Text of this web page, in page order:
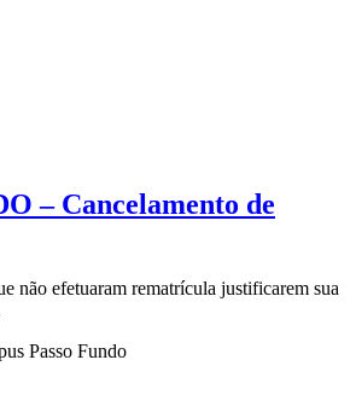
– Cancelamento de
não efetuaram rematrícula justificarem sua
Passo Fundo